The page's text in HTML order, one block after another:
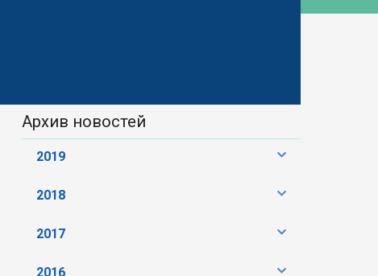
Архив новостей
2019
2018
2017
2016